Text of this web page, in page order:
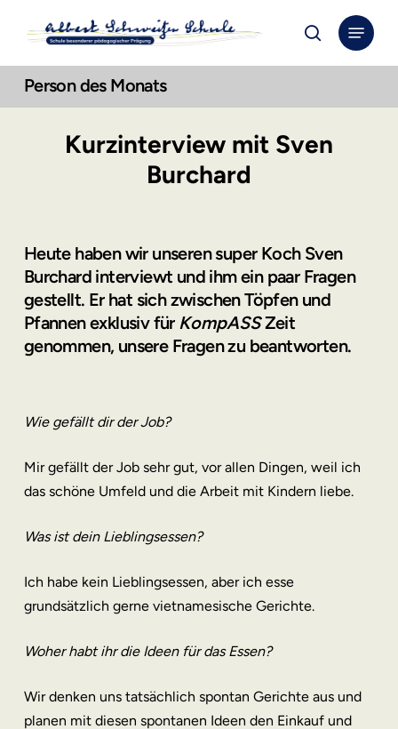
content
search
Menu
Person des Monats
Kurzinterview mit Sven
Burchard
Heute haben wir unseren super Koch Sven
Burchard interviewt und ihm ein paar Fragen
gestellt. Er hat sich zwischen Töpfen und
Pfannen exklusiv für KompASSZeit
genommen, unsere Fragen zu beantworten.
Wie gefällt dir der Job?
Mir gefällt der Job sehr gut, vor allen Dingen, weil ich
das schöne Umfeld und die Arbeit mit Kindern liebe.
Was ist dein Lieblingsessen?
Ich habe kein Lieblingsessen, aber ich esse
grundsätzlich gerne vietnamesische Gerichte.
Woher habt ihr die Ideen für das Essen?
Wir denken uns tatsächlich spontan Gerichte aus und
planen mit diesen spontanen Ideen den Einkauf und
Close